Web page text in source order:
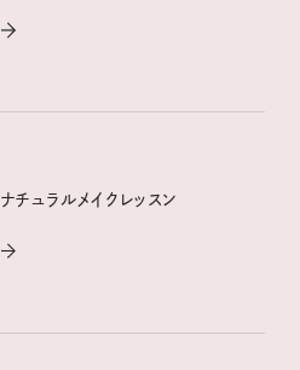
ナチュラルメイクレッスン